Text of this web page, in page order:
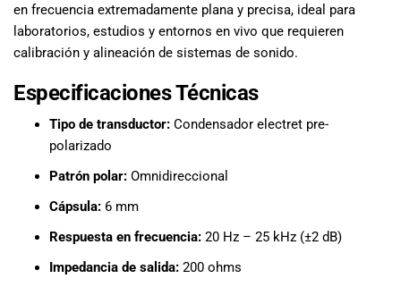
en frecuencia extremadamente plana y precisa, ideal para
laboratorios, estudios y entornos en vivo que requieren
calibración y alineación de sistemas de sonido.
Especificaciones Técnicas
Tipo de transductor: Condensador electret pre-
polarizado
Patrón polar: Omnidireccional
Cápsula: 6 mm
Respuesta en frecuencia: 20 Hz – 25 kHz (±2 dB)
Impedancia de salida: 200 ohms